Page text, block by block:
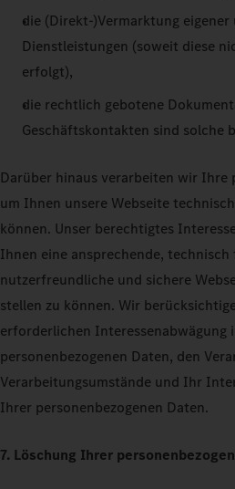
die (Direkt-)Vermarktung
Dienstleistungen (soweit diese
erfolgt),
die rechtlich gebotene
Geschäftskontakten sind solche
Darüber hinaus verarbeiten wir Ihre
um Ihnen unsere Webseite
können. Unser berechtigtes
Ihnen eine ansprechende,
nutzerfreundliche und sichere
stellen zu können. Wir
erforderlichen Interessenabwägung
personenbezogenen Daten, den
Verarbeitungsumstände und Ihr
Ihrer personenbezogenen Daten.
7. Löschung Ihrer